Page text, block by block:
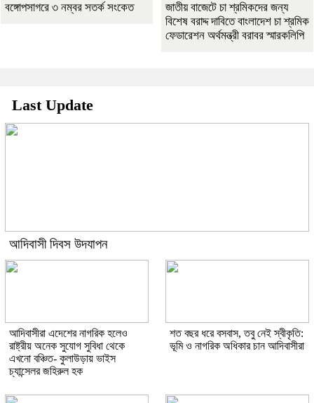
বঙ্গোপসাগরে ৩ নম্বর সতর্ক সংকেত
জাতীয় বাজেটে চা শ্রমিকদের জন্য
বিশেষ বরাদ্দ দাবিতে বাংলাদেশ চা শ্রমিক
ফেডারেশন অর্থমন্ত্রী বরাবর স্মারকলিপি
Last Update
আদিবাসী দিবস উদযাপন
আদিবাসীরা এদেশের নাগরিক হলেও
রাষ্ট্রীয় অনেক সুযোগ সুবিধা থেকে
এখনো বঞ্চিত- কুলাউড়ায় ভাইস
চ্যান্সেলর জহিরুল হক
শত বছর ধরে বসবাস, তবু নেই স্বীকৃতি:
ভূমি ও নাগরিক অধিকার চান আদিবাসীরা